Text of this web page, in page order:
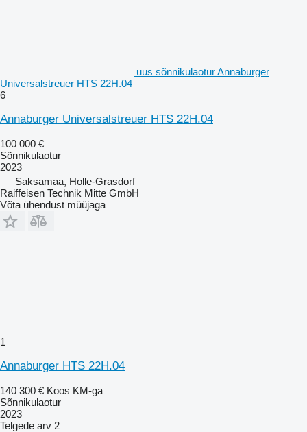
uus sõnnikulaotur Annaburger
Universalstreuer HTS 22H.04
6
Annaburger Universalstreuer HTS 22H.04
100 000 €
Sõnnikulaotur
2023
Saksamaa, Holle-Grasdorf
Raiffeisen Technik Mitte GmbH
Võta ühendust müüjaga
1
Annaburger HTS 22H.04
140 300 € Koos KM-ga
Sõnnikulaotur
2023
Telgede arv 2